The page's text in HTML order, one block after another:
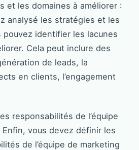
et les domaines à améliorer :
analysé les stratégies et les
identifier les lacunes
Cela peut inclure des
de leads, la
en clients, l’engagement
responsabilités de l’équipe
vous devez définir les
de l’équipe de marketing